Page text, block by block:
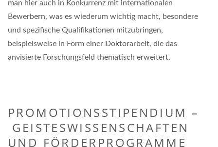
man hier auch in Konkurrenz mit internationalen
Bewerbern, was es wiederum wichtig macht, besondere
und spezifische Qualifikationen mitzubringen,
beispielsweise in Form einer Doktorarbeit, die das
anvisierte Forschungsfeld thematisch erweitert.
PROMOTIONSSTIPENDIUM –
GEISTESWISSENSCHAFTEN
UND FÖRDERPROGRAMME